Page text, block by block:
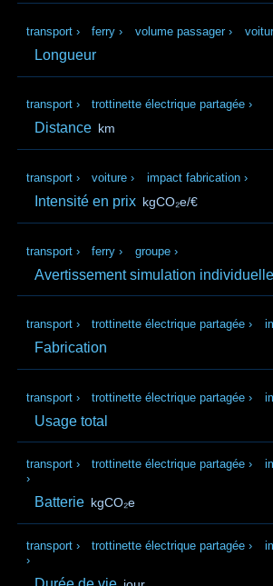
transport › ferry › volume passager ›
Longueur
transport › trottinette électrique partagée ›
Distance km
transport › voiture › impact fabrication ›
Intensité en prix kgCO₂e/€
transport › ferry › groupe ›
Avertissement simulation individuelle
transport › trottinette électrique partagée ›
Fabrication
transport › trottinette électrique partagée ›
Usage total
transport › trottinette électrique partagée ›
›
Batterie kgCO₂e
transport › trottinette électrique partagée ›
›